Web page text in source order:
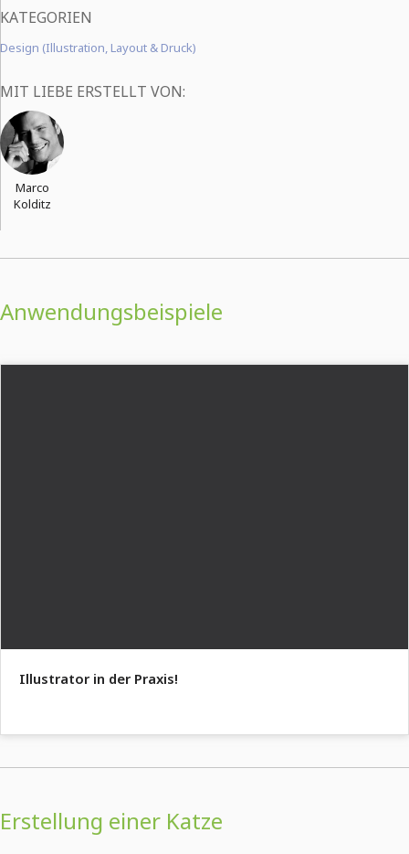
KATEGORIEN
Design (Illustration, Layout & Druck)
MIT LIEBE ERSTELLT VON:
Marco
Kolditz
Anwendungsbeispiele
Illustrator in der Praxis!
Erstellung einer Katze